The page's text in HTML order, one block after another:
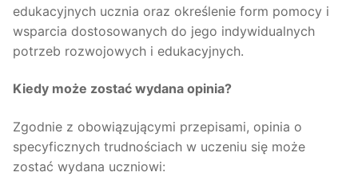
edukacyjnych ucznia oraz określenie form pomocy i
wsparcia dostosowanych do jego indywidualnych
potrzeb rozwojowych i edukacyjnych.
Kiedy może zostać wydana opinia?
Zgodnie z obowiązującymi przepisami, opinia o
specyficznych trudnościach w uczeniu się może
zostać wydana uczniowi: